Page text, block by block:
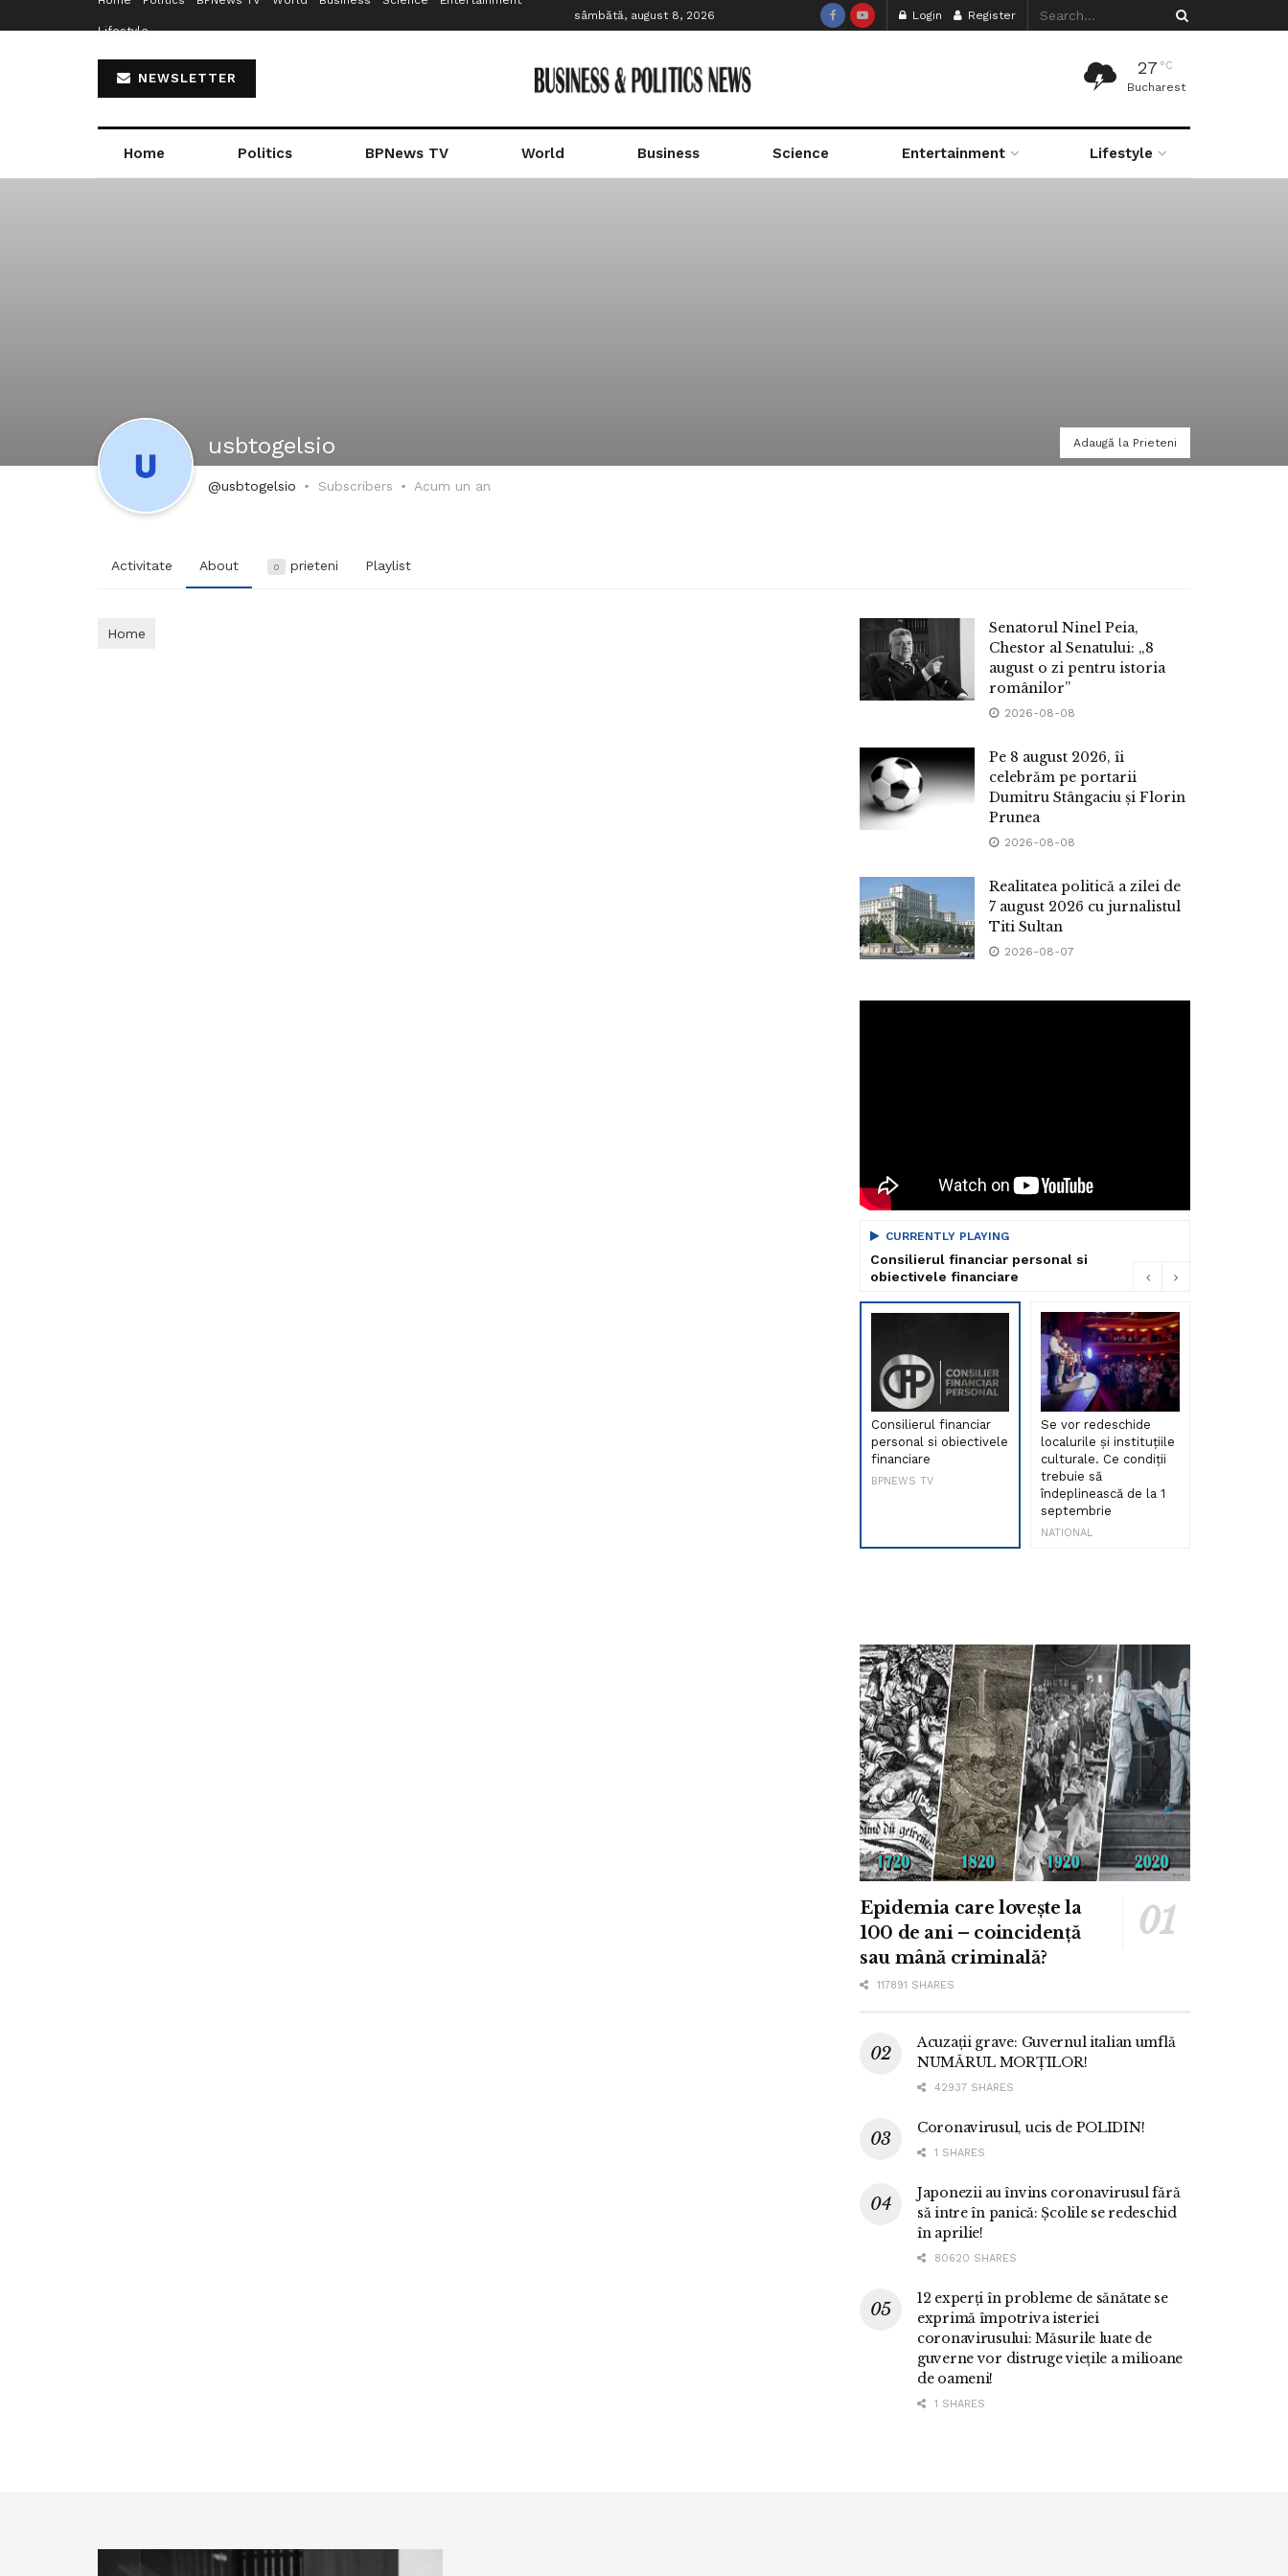
Lifestyle
sâmbătă, august 8, 2026 Login Register
NEWSLETTER
27 °C
Bucharest
Home Politics BPNews TV World Business Science Entertainment Lifestyle
usbtogelsio Adaugă la Prieteni
@usbtogelsio Subscribers Acum un an
Activitate About 0 prieteni Playlist
Home
Senatorul Ninel Peia,
Chestor al Senatului: „8
august o zi pentru istoria
românilor”
2026-08-08
Pe 8 august 2026, îi
celebrăm pe portarii
Dumitru Stângaciu și Florin
Prunea
2026-08-08
Realitatea politică a zilei de
7 august 2026 cu jurnalistul
Titi Sultan
2026-08-07
CURRENTLY PLAYING
Consilierul financiar personal si
obiectivele financiare
Consilierul financiar
personal si obiectivele
financiare
BPNEWS TV
Se vor redeschide
localurile și instituțiile
culturale. Ce condiții
trebuie să
îndeplinească de la 1
septembrie
NATIONAL
Epidemia care lovește la
100 de ani – coincidență
sau mână criminală?
117891 SHARES
Acuzații grave: Guvernul italian umflă
NUMĂRUL MORȚILOR!
42937 SHARES
Coronavirusul, ucis de POLIDIN!
1 SHARES
Japonezii au învins coronavirusul fără
să intre în panică: Școlile se redeschid
în aprilie!
80620 SHARES
12 experți în probleme de sănătate se
exprimă împotriva isteriei
coronavirusului: Măsurile luate de
guverne vor distruge viețile a milioane
de oameni!
1 SHARES